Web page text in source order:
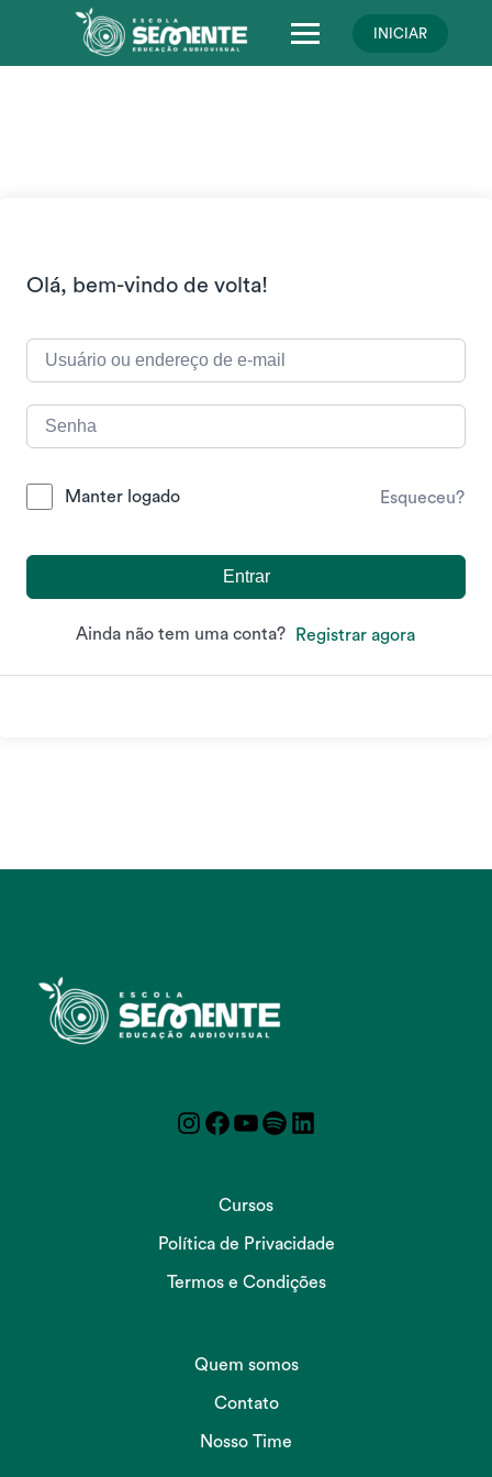
INICIAR
Olá, bem-vindo de volta!
Manter logado Esqueceu?
Entrar
Ainda não tem uma conta? Registrar agora
Instagram
Facebook
YouTube
Spotify
Cursos
Política de Privacidade
Termos e Condições
Quem somos
Contato
Nosso Time